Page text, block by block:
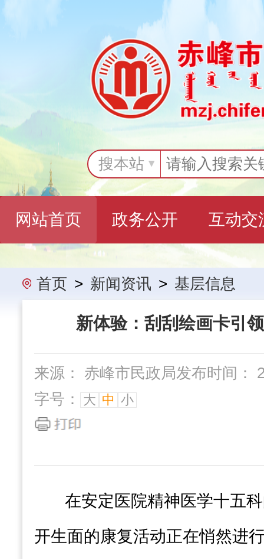
搜本站
网站首页 政务公开 互动交
办事指南 民政要闻 机构概
首页 > 新闻资讯 > 基层信息
新体验：刮刮绘画卡引
来源： 赤峰市民政局发布时间：
字号：
大 中 小
在安定医院精神医学十五
开生面的康复活动正在悄然进